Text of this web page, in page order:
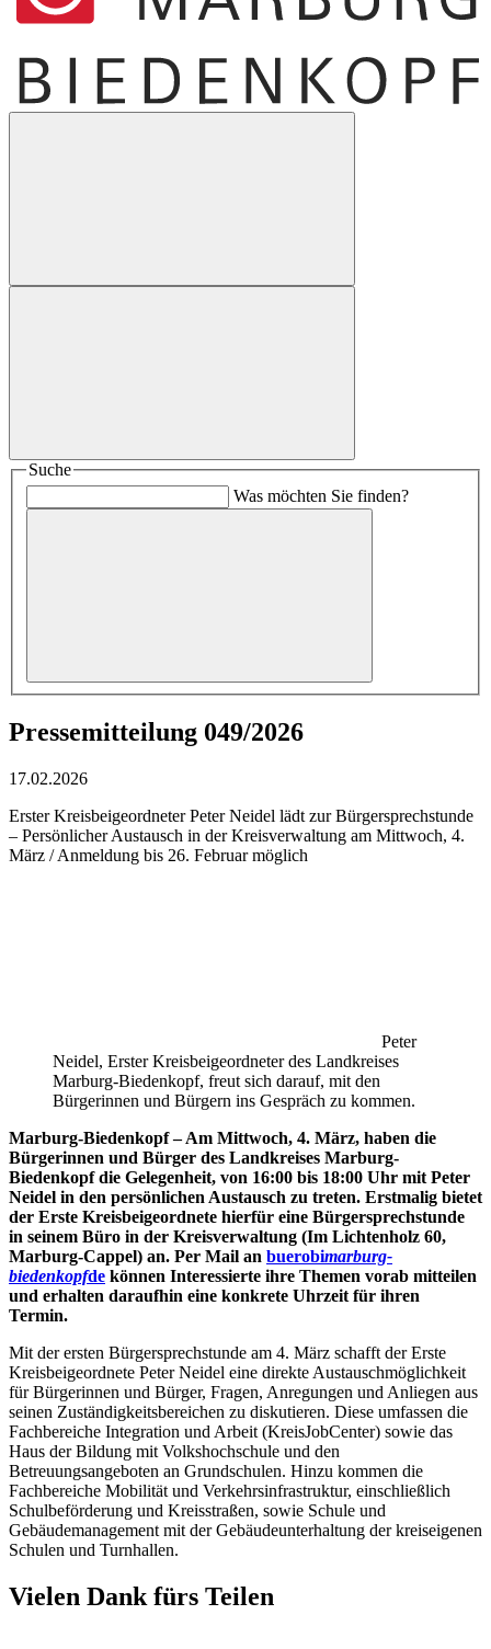
Suche
Was möchten Sie finden?
Pressemitteilung 049/2026
17.02.2026
Erster Kreisbeigeordneter Peter Neidel lädt zur Bürgersprechstunde
– Persönlicher Austausch in der Kreisverwaltung am Mittwoch, 4.
März / Anmeldung bis 26. Februar möglich
Peter
Neidel, Erster Kreisbeigeordneter des Landkreises
Marburg-Biedenkopf, freut sich darauf, mit den
Bürgerinnen und Bürgern ins Gespräch zu kommen.
Marburg-Biedenkopf – Am Mittwoch, 4. März, haben die
Bürgerinnen und Bürger des Landkreises Marburg-
Biedenkopf die Gelegenheit, von 16:00 bis 18:00 Uhr mit Peter
Neidel in den persönlichen Austausch zu treten. Erstmalig bietet
der Erste Kreisbeigeordnete hierfür eine Bürgersprechstunde
in seinem Büro in der Kreisverwaltung (Im Lichtenholz 60,
Marburg-Cappel) an. Per Mail an buerobimarburg-
biedenkopfde können Interessierte ihre Themen vorab mitteilen
und erhalten daraufhin eine konkrete Uhrzeit für ihren
Termin.
Mit der ersten Bürgersprechstunde am 4. März schafft der Erste
Kreisbeigeordnete Peter Neidel eine direkte Austauschmöglichkeit
für Bürgerinnen und Bürger, Fragen, Anregungen und Anliegen aus
seinen Zuständigkeitsbereichen zu diskutieren. Diese umfassen die
Fachbereiche Integration und Arbeit (KreisJobCenter) sowie das
Haus der Bildung mit Volkshochschule und den
Betreuungsangeboten an Grundschulen. Hinzu kommen die
Fachbereiche Mobilität und Verkehrsinfrastruktur, einschließlich
Schulbeförderung und Kreisstraßen, sowie Schule und
Gebäudemanagement mit der Gebäudeunterhaltung der kreiseigenen
Schulen und Turnhallen.
Vielen Dank fürs Teilen